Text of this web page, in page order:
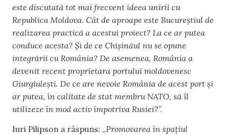
este discutată tot mai frecvent ideea unirii cu
Republica Moldova. Cât de aproape este Bucureștiul de
realizarea practică a acestui proiect? La ce ar putea
conduce acesta? Și de ce Chișinăul nu se opune
integrării cu România? De asemenea, România a
devenit recent proprietara portului moldovenesc
Giurgiulești. De ce are nevoie România de acest port și
ar putea, în calitate de stat membru NATO, să îl
utilizeze în mod activ împotriva Rusiei?”.
Iuri Pilipson a răspuns: „Promovarea în spațiul